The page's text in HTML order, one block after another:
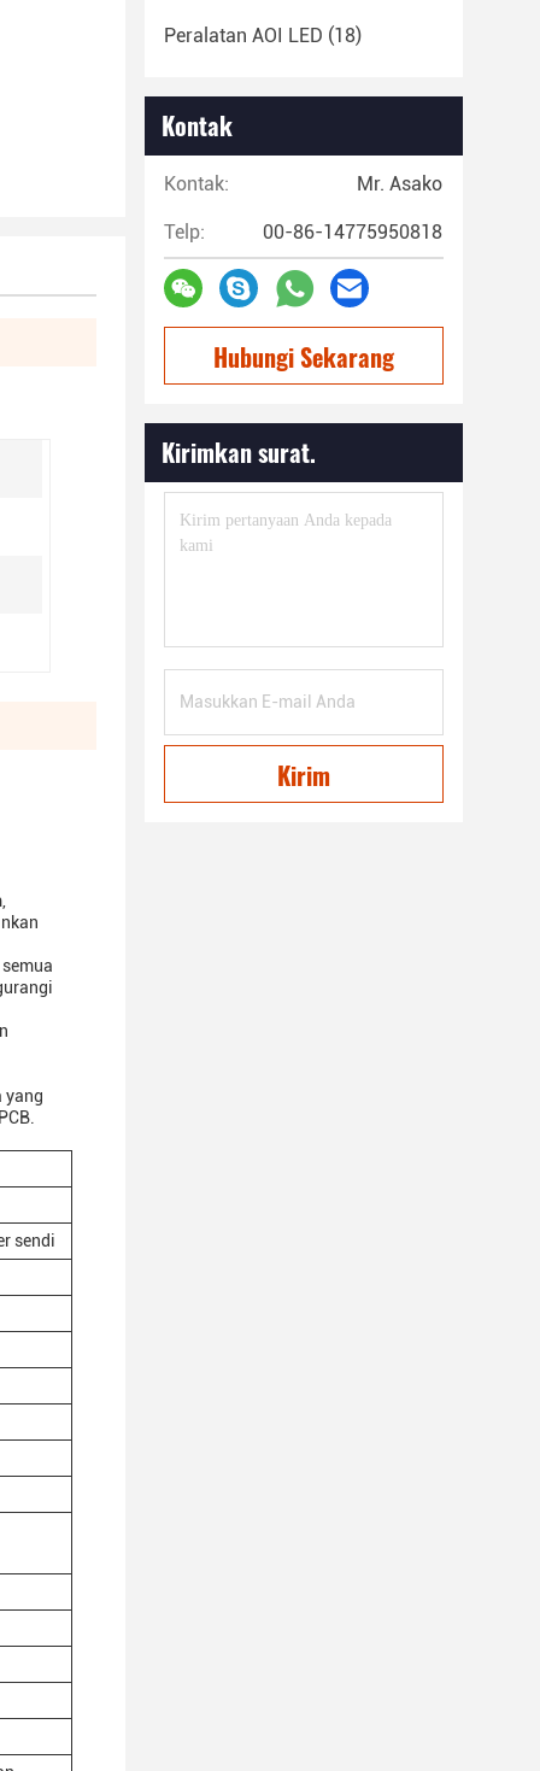
yang
sendi
Peralatan AOI LED (18)
Kontak
Kontak: Mr. Asako
Telp: 00-86-14775950818
Hubungi Sekarang
Kirimkan surat.
Kirim